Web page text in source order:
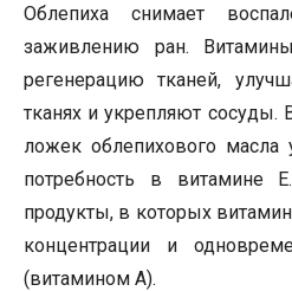
Облепиха снимает
заживлению ран.
регенерацию тканей,
тканях и укрепляют сосуды.
ложек облепихового масла
потребность в витамине
продукты, в которых
концентрации и
(витамином А).